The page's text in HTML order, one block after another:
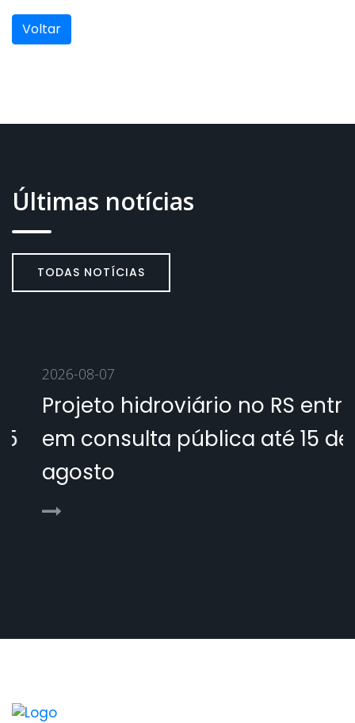
Voltar
Últimas notícias
TODAS NOTÍCIAS
2026-08-07
Projeto hidroviário no RS entra
em consulta pública até 15 de
agosto